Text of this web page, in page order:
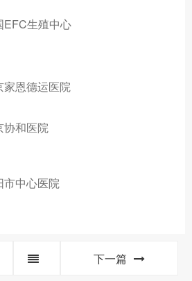
EFC生殖中心
家恩德运医院
协和医院
市中心医院
下一篇